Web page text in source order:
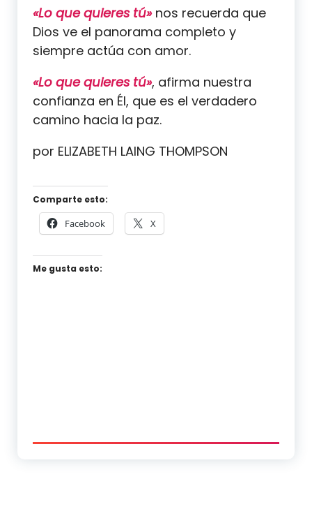
«Lo que quieres tú»nos recuerda que
Dios ve el panorama completo y
siempre actúa con amor.
«Lo que quieres tú», afirma nuestra
confianza en Él, que es el verdadero
camino hacia la paz.
por ELIZABETH LAING THOMPSON
Comparte esto:
Facebook X
Me gusta esto: